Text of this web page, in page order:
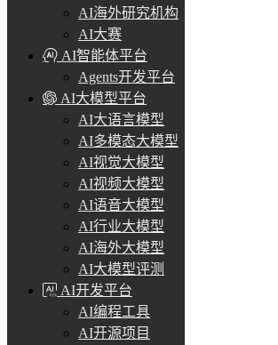
AI海外研究机构
AI大赛
AI智能体平台
Agents开发平台
AI大模型平台
AI大语言模型
AI多模态大模型
AI视觉大模型
AI视频大模型
AI语音大模型
AI行业大模型
AI海外大模型
AI大模型评测
AI开发平台
AI编程工具
AI开源项目